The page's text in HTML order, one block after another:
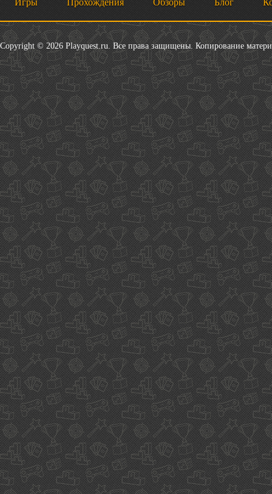
Игры Прохождения Обзоры Блог
Copyright © 2026 Playquest.ru. Все права защищены. Копирование